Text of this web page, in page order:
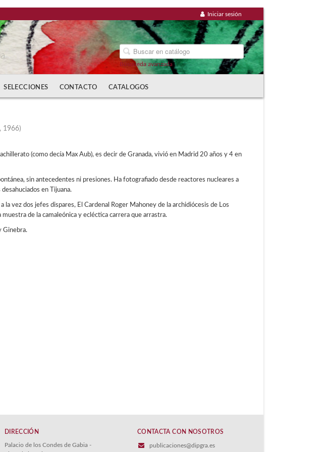
Iniciar sesión
Búsqueda avanzada
SELECCIONES CONTACTO CATALOGOS
1966)
(como decía Max Aub), es decir de Granada, vivió en Madrid 20 años y 4 en
sin antecedentes ni presiones. Ha fotografiado desde reactores nucleares a
en Tijuana.
la vez dos jefes dispares, El Cardenal Roger Mahoney de la archidiócesis de Los
de la camaleónica y ecléctica carrera que arrastra.
Ginebra.
DIRECCIÓN
Palacio de los Condes de Gabia -
CONTACTA CON NOSOTROS
publicaciones@dipgra.es